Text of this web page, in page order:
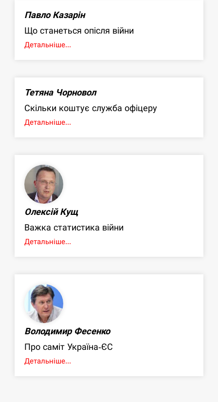
Павло Казарін
Що станеться опісля війни
Детальніше...
Тетяна Чорновол
Скільки коштує служба офіцеру
Детальніше...
Олексій Кущ
Важка статистика війни
Детальніше...
Володимир Фесенко
Про саміт Україна-ЄС
Детальніше...